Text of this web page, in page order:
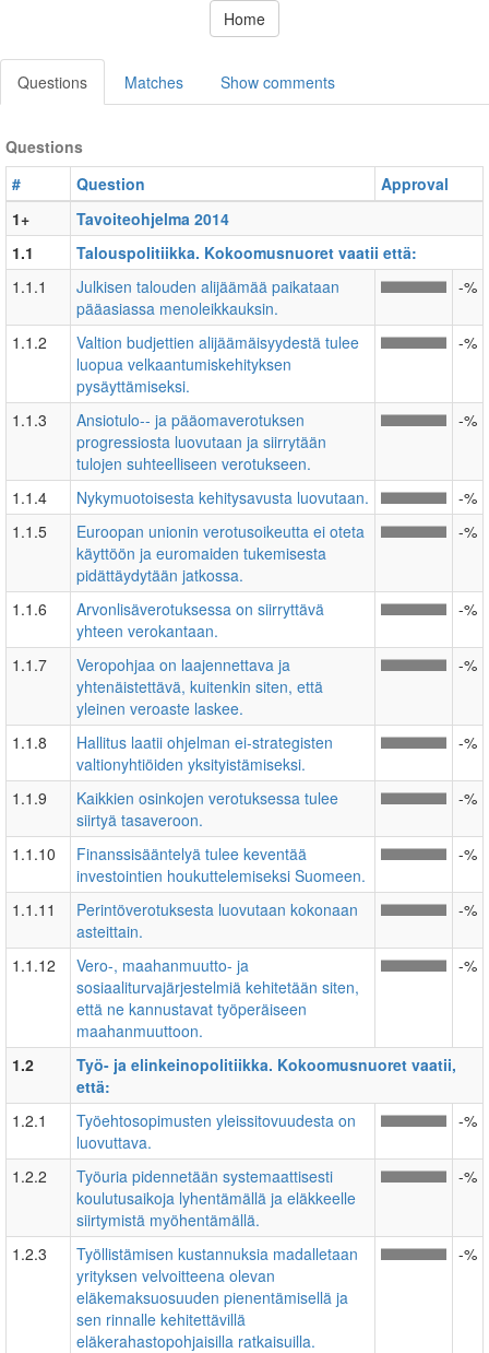
Home
Questions Matches Show comments
Questions
#
Question
Approval
1+
Tavoiteohjelma 2014
1.1
Talouspolitiikka. Kokoomusnuoret vaatii että:
1.1.1
Julkisen talouden alijäämää paikataan
pääasiassa menoleikkauksin.
-%
1.1.2
Valtion budjettien alijäämäisyydestä tulee
luopua velkaantumiskehityksen
pysäyttämiseksi.
-%
1.1.3
Ansiotulo-­‐ ja pääomaverotuksen
progressiosta luovutaan ja siirrytään
tulojen suhteelliseen verotukseen.
-%
1.1.4 Nykymuotoisesta kehitysavusta luovutaan.
-%
1.1.5
Euroopan unionin verotusoikeutta ei oteta
käyttöön ja euromaiden tukemisesta
pidättäydytään jatkossa.
-%
1.1.6
Arvonlisäverotuksessa on siirryttävä
yhteen verokantaan.
-%
1.1.7
Veropohjaa on laajennettava ja
yhtenäistettävä, kuitenkin siten, että
yleinen veroaste laskee.
-%
1.1.8
Hallitus laatii ohjelman ei-strategisten
valtionyhtiöiden yksityistämiseksi.
-%
1.1.9
Kaikkien osinkojen verotuksessa tulee
siirtyä tasaveroon.
-%
1.1.10
Finanssisääntelyä tulee keventää
investointien houkuttelemiseksi Suomeen.
-%
1.1.11
Perintöverotuksesta luovutaan kokonaan
asteittain.
-%
1.1.12
Vero-­, maahanmuutto-­ ja
sosiaaliturvajärjestelmiä kehitetään siten,
että ne kannustavat työperäiseen
maahanmuuttoon.
-%
1.2
Työ- ja elinkeinopolitiikka. Kokoomusnuoret vaatii,
että:
1.2.1
Työehtosopimusten yleissitovuudesta on
luovuttava.
-%
1.2.2
Työuria pidennetään systemaattisesti
koulutusaikoja lyhentämällä ja eläkkeelle
siirtymistä myöhentämällä.
-%
1.2.3
Työllistämisen kustannuksia madalletaan
yrityksen velvoitteena olevan
eläkemaksuosuuden pienentämisellä ja
sen rinnalle kehitettävillä
eläkerahastopohjaisilla ratkaisuilla.
-%